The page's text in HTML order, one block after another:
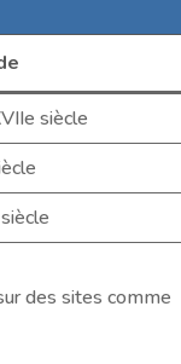
siècle
des sites comme